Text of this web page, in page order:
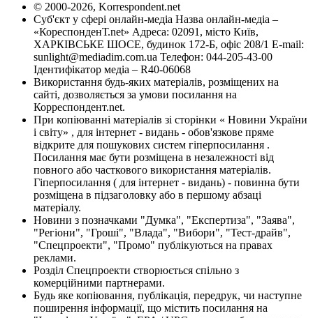
© 2000-2026, Korrespondent.net
Суб'єкт у сфері онлайн-медіа Назва онлайн-медіа –
«КореспонденТ.net» Адреса: 02091, місто Київ,
ХАРКІВСЬКЕ ШОСЕ, будинок 172-Б, офіс 208/1 E-mail:
sunlight@mediadim.com.ua Телефон: 044-205-43-00
Ідентифікатор медіа – R40-06068
Використання будь-яких матеріалів, розміщених на
сайті, дозволяється за умови посилання на
Корреспондент.net.
При копіюванні матеріалів зі сторінки « Новини України
і світу» , для інтернет - видань - обов'язкове пряме
відкрите для пошукових систем гіперпосилання .
Посилання має бути розміщена в незалежності від
повного або часткового використання матеріалів.
Гіперпосилання ( для інтернет - видань) - повинна бути
розміщена в підзаголовку або в першому абзаці
матеріалу.
Новини з позначками "Думка", "Експертиза", "Заява",
"Регіони", "Гроші", "Влада", "Вибори", "Тест-драйв",
"Спецпроекти", "Промо" публікуються на правах
реклами.
Розділ Спецпроекти створюється спільно з
комерційними партнерами.
Будь яке копіювання, публікація, передрук, чи наступне
поширення інформації, що містить посилання на